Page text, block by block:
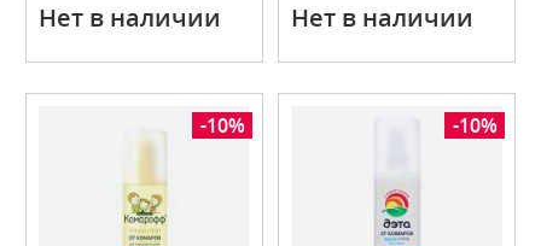
Нет в наличии Нет в наличии
-10% -10%